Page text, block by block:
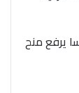
يرفع منح